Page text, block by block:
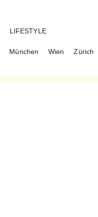
München Wien Zürich
LIFESTYLE